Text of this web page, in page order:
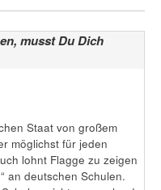
musst Du Dich
Staat von großem
möglichst für jeden
lohnt Flagge zu zeigen
an deutschen Schulen.